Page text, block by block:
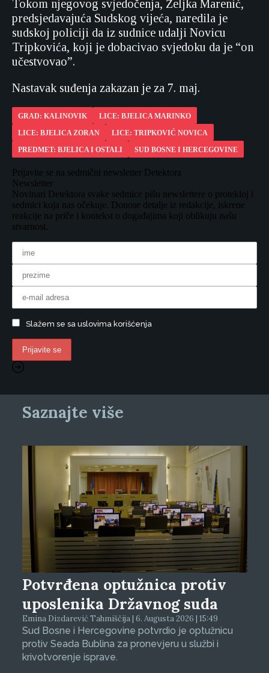
Tokom njegovog svjedočenja, Željka Marenić,
predsjedavajuća Sudskog vijeća, naredila je
sudskoj policiji da iz sudnice udalji Novicu
Tripkovića, koji je dobacivao svjedoku da je “on
učestvovao”.
Nastavak suđenja zakazan je za 7. maj.
GRAD: KALINOVIK
LICE: BJELICA MARINKO
LICE: BJELICA ZORAN
LICE: TRIPKOVIĆ NOVICA
PREDMET: BJELICA I OSTALI
SUD BOSNE I HERCEGOVINE
Prijavite se na sedmični newsletter Detektora
Newsletter
Novinari Detektora svake sedmice pišu newslettere o protekloj i
sedmici koja nas očekuje. Donose detalje iz redakcije, iskrene
reakcije na priče i kontekst o događajima koji oblikuju našu
stvarnost.
Slažem se sa uslovima korišćenja
Saznajte više
Potvrđena optužnica protiv
uposlenika Državnog suda
Emina Dizdarević Tahmiščija | 6. Augusta 2026 | 15:49
Sud Bosne i Hercegovine potvrdio je optužnicu
protiv Seada Bublina za pronevjeru u službi i
krivotvorenje isprave.